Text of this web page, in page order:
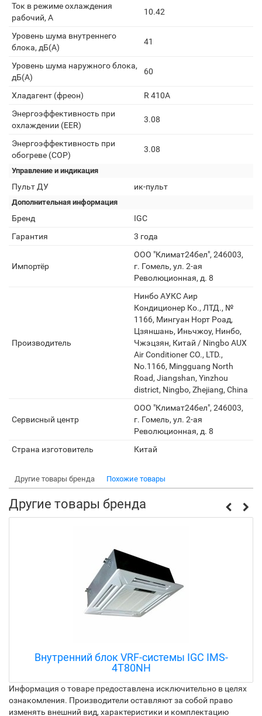
Ток в режиме охлаждения
рабочий, А
10.42
Уровень шума внутреннего
блока, дБ(А)
41
Уровень шума наружного блока,
дБ(А)
60
Хладагент (фреон)
R 410A
Энергоэффективность при
охлаждении (EER)
3.08
Энергоэффективность при
обогреве (COP)
3.08
Управление и индикация
Пульт ДУ ик-пульт
Дополнительная информация
Бренд
IGC
Гарантия
3 года
Импортёр
ООО "Климат24бел", 246003,
г. Гомель, ул. 2-ая
Революционная, д. 8
Производитель
Нинбо АУКC Аир
Кондиционер Ко., ЛТД., №
1166, Мингуан Норт Роад,
Цзяншань, Иньчжоу, Нинбо,
Чжэцзян, Китай / Ningbo AUX
Air Conditioner CO., LTD.,
No.1166, Mingguang North
Road, Jiangshan, Yinzhou
district, Ningbo, Zhejiang, China
Сервисный центр
ООО "Климат24бел", 246003,
г. Гомель, ул. 2-ая
Революционная, д. 8
Страна изготовитель
Китай
Другие товары бренда Похожие товары
Другие товары бренда
Внутренний блок VRF-системы IGC IMS-
4T80NH
Информация о товаре предоставлена исключительно в целях
ознакомления. Производители оставляют за собой право
изменять внешний вид, характеристики и комплектацию